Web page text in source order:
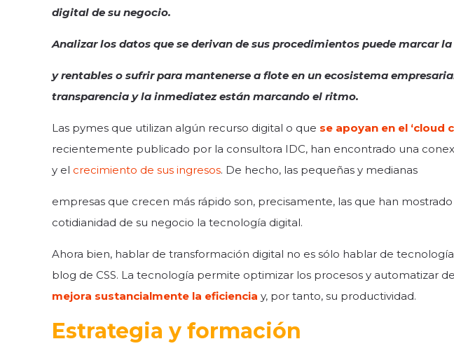
digital de su negocio.
Analizar los datos que se derivan de sus procedimientos puede marcar
y rentables o sufrir para mantenerse a flote en un ecosistema
transparencia y la inmediatez están marcando el ritmo.
Las pymes que utilizan algún recurso digital o que se apoyan en el ‘cloud
recientemente publicado por la consultora IDC, han encontrado una
y el crecimiento de sus ingresos. De hecho, las pequeñas y medianas
empresas que crecen más rápido son, precisamente, las que han
cotidianidad de su negocio la tecnología digital.
Ahora bien, hablar de transformación digital no es sólo hablar de
blog de CSS. La tecnología permite optimizar los procesos y automatizar
mejora sustancialmente la eficiencia y, por tanto, su productividad.
Estrategia y formación